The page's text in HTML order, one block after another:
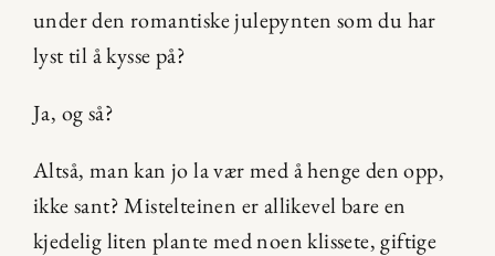
under den romantiske julepynten som du har
lyst til å kysse på?
Ja, og så?
Altså, man kan jo la vær med å henge den opp,
ikke sant? Mistelteinen er allikevel bare en
kjedelig liten plante med noen klissete, giftige